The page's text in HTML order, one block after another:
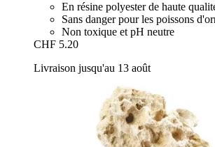
En résine polyester de haute
Sans danger pour les poissons
Non toxique et pH neutre
CHF 5.20
Livraison jusqu'au 13 août